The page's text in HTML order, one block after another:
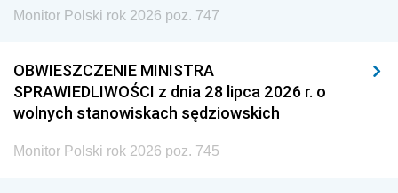
Monitor Polski rok 2026 poz. 747
OBWIESZCZENIE MINISTRA
SPRAWIEDLIWOŚCI z dnia 28 lipca 2026 r. o
wolnych stanowiskach sędziowskich
Monitor Polski rok 2026 poz. 745